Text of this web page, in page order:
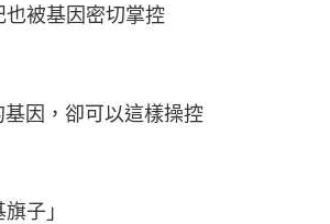
被基因密切掌控
因，卻可以這樣操控
子」